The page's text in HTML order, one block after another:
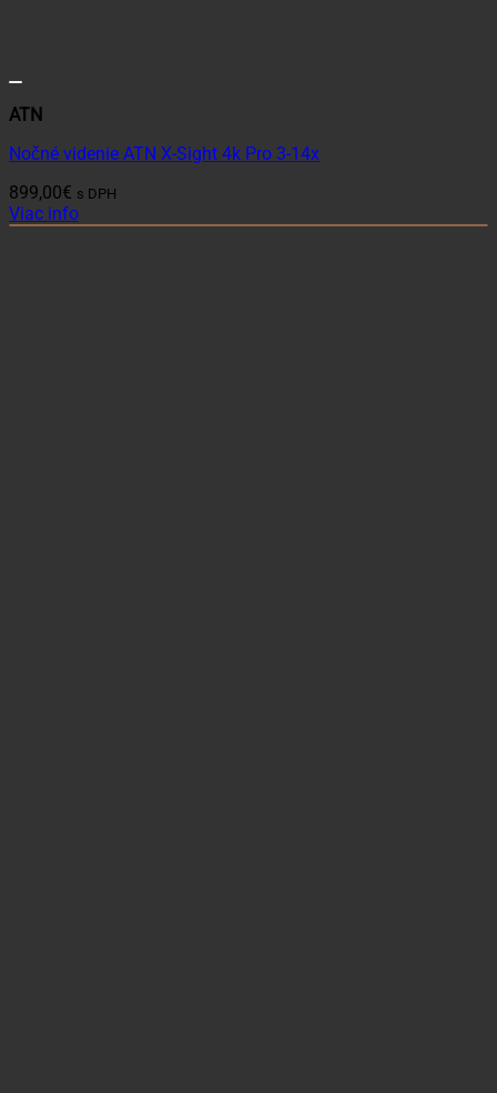
ATN
Nočné videnie ATN X-Sight 4k Pro 3-14x
899,00€ s DPH
Viac info